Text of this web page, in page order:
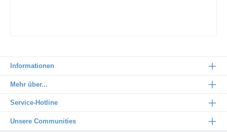
Informationen
Mehr über...
Service-Hotline
Unsere Communities